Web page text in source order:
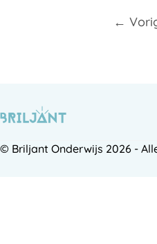
←
© Briljant Onderwijs 2026 -